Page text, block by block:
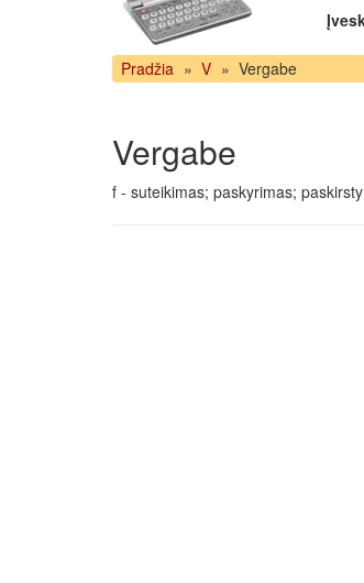
Pradžia » V » Vergabe
Vergabe
f - suteikimas; paskyrimas;